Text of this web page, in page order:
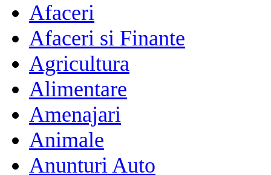
Afaceri
Afaceri si Finante
Agricultura
Alimentare
Amenajari
Animale
Anunturi Auto